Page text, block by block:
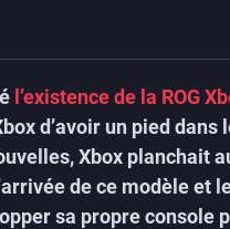
l’existence de la ROG
d’avoir un pied
Xbox planchait
de ce modèle et
sa propre console